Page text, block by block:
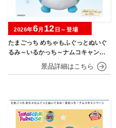
たまごっち めちゃもふぐっとぬいぐ
るみ～いるかっち～ナムコキャンペ
2026年6月 12 日～登場